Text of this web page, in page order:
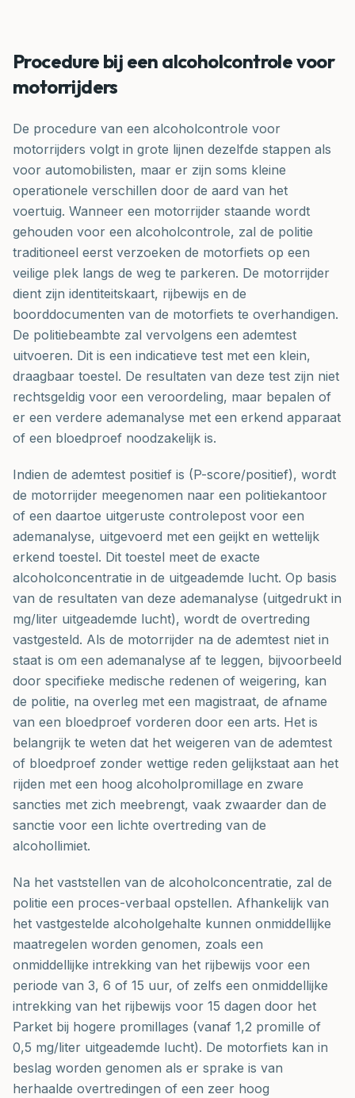
Procedure bij een alcoholcontrole voor
motorrijders
De procedure van een alcoholcontrole voor
motorrijders volgt in grote lijnen dezelfde stappen als
voor automobilisten, maar er zijn soms kleine
operationele verschillen door de aard van het
voertuig. Wanneer een motorrijder staande wordt
gehouden voor een alcoholcontrole, zal de politie
traditioneel eerst verzoeken de motorfiets op een
veilige plek langs de weg te parkeren. De motorrijder
dient zijn identiteitskaart, rijbewijs en de
boorddocumenten van de motorfiets te overhandigen.
De politiebeambte zal vervolgens een ademtest
uitvoeren. Dit is een indicatieve test met een klein,
draagbaar toestel. De resultaten van deze test zijn niet
rechtsgeldig voor een veroordeling, maar bepalen of
er een verdere ademanalyse met een erkend apparaat
of een bloedproef noodzakelijk is.
Indien de ademtest positief is (P-score/positief), wordt
de motorrijder meegenomen naar een politiekantoor
of een daartoe uitgeruste controlepost voor een
ademanalyse, uitgevoerd met een geijkt en wettelijk
erkend toestel. Dit toestel meet de exacte
alcoholconcentratie in de uitgeademde lucht. Op basis
van de resultaten van deze ademanalyse (uitgedrukt in
mg/liter uitgeademde lucht), wordt de overtreding
vastgesteld. Als de motorrijder na de ademtest niet in
staat is om een ademanalyse af te leggen, bijvoorbeeld
door specifieke medische redenen of weigering, kan
de politie, na overleg met een magistraat, de afname
van een bloedproef vorderen door een arts. Het is
belangrijk te weten dat het weigeren van de ademtest
of bloedproef zonder wettige reden gelijkstaat aan het
rijden met een hoog alcoholpromillage en zware
sancties met zich meebrengt, vaak zwaarder dan de
sanctie voor een lichte overtreding van de
alcohollimiet.
Na het vaststellen van de alcoholconcentratie, zal de
politie een proces-verbaal opstellen. Afhankelijk van
het vastgestelde alcoholgehalte kunnen onmiddellijke
maatregelen worden genomen, zoals een
onmiddellijke intrekking van het rijbewijs voor een
periode van 3, 6 of 15 uur, of zelfs een onmiddellijke
intrekking van het rijbewijs voor 15 dagen door het
Parket bij hogere promillages (vanaf 1,2 promille of
0,5 mg/liter uitgeademde lucht). De motorfiets kan in
beslag worden genomen als er sprake is van
herhaalde overtredingen of een zeer hoog